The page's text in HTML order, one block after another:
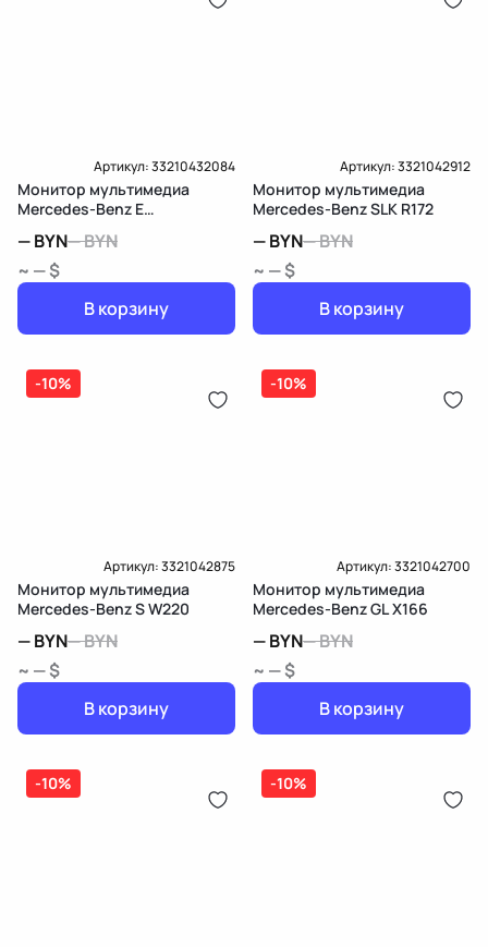
Артикул:33210432084
Монитор мультимедиа
Mercedes-Benz E
—BYN—BYN
~ — $
В корзину
Артикул:3321042912
Монитор мультимедиа
Mercedes-Benz SLK R172
—BYN—BYN
~ — $
В корзину
-10%
Артикул:3321042875
Монитор мультимедиа
Mercedes-Benz S W220
—BYN—BYN
~ — $
В корзину
-10%
Артикул:3321042700
Монитор мультимедиа
Mercedes-Benz GL X166
—BYN—BYN
~ — $
В корзину
-10% -10%